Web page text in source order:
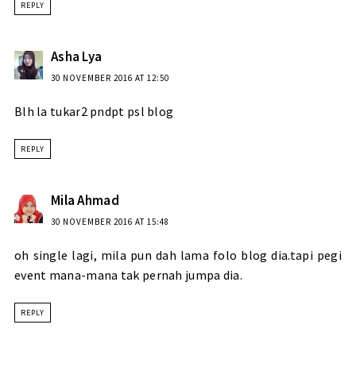
REPLY
Asha Lya
30 NOVEMBER 2016 AT 12:50
Blh la tukar2 pndpt psl blog
REPLY
Mila Ahmad
30 NOVEMBER 2016 AT 15:48
oh single lagi, mila pun dah lama folo blog dia.tapi pegi
event mana-mana tak pernah jumpa dia.
REPLY